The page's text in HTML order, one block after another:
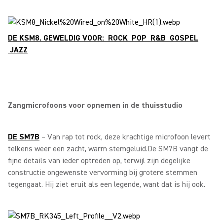
DE KSM8. GEWELDIG VOOR: ROCK POP R&B GOSPEL
JAZZ
Zangmicrofoons voor opnemen in de thuisstudio
DE SM7B – Van rap tot rock, deze krachtige microfoon levert
telkens weer een zacht, warm stemgeluid.De SM7B vangt de
fijne details van ieder optreden op, terwijl zijn degelijke
constructie ongewenste vervorming bij grotere stemmen
tegengaat. Hij ziet eruit als een legende, want dat is hij ook.